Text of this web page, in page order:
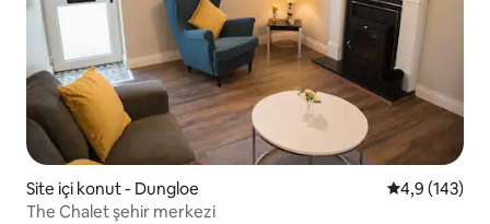
Site içi konut - Dungloe 5 üzerinden
4,9 (143)
The Chalet şehir merkezi